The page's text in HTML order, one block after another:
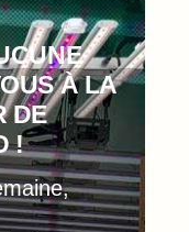
À LA
DE
!